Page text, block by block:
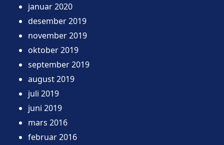
januar 2020
desember 2019
november 2019
oktober 2019
september 2019
august 2019
juli 2019
juni 2019
mars 2016
februar 2016